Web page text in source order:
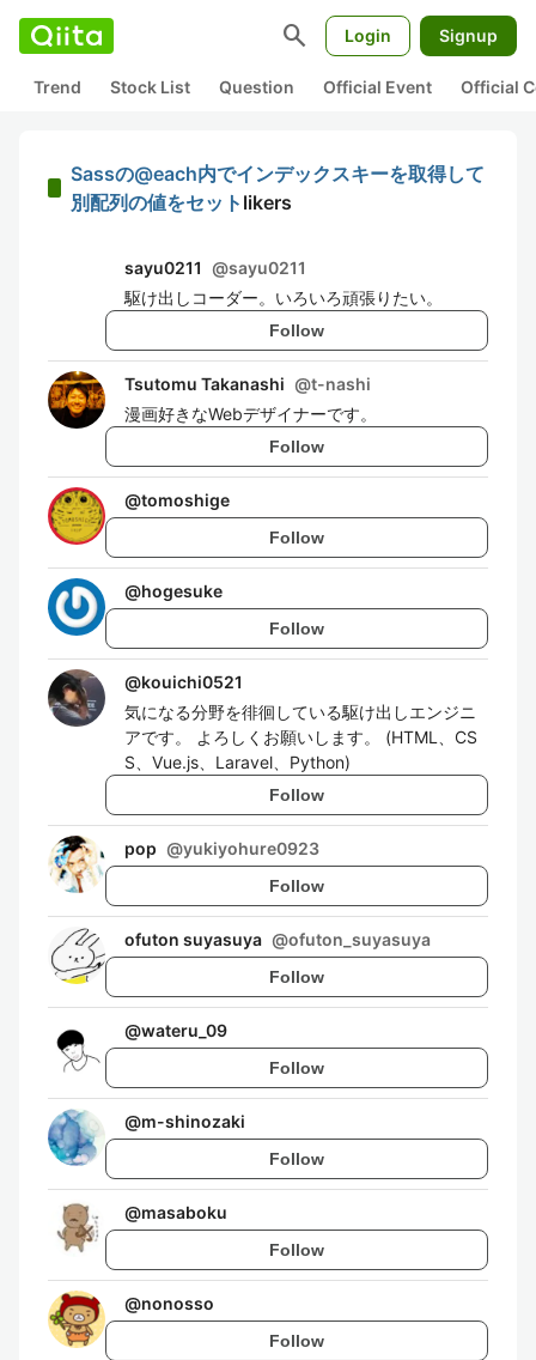
search Login Signup
Trend Stock List Question Official Event Official
Sassの@each内でインデックスキーを取得して
別配列の値をセット likers
sayu0211 @sayu0211
駆け出しコーダー。いろいろ頑張りたい。
Follow
Tsutomu Takanashi @t-nashi
漫画好きなWebデザイナーです。
Follow
@tomoshige
Follow
@hogesuke
Follow
@kouichi0521
気になる分野を徘徊している駆け出しエンジニ
アです。 よろしくお願いします。 (HTML、CS
S、Vue.js、Laravel、Python)
Follow
pop @yukiyohure0923
Follow
ofuton suyasuya @ofuton_suyasuya
Follow
@wateru_09
Follow
@m-shinozaki
Follow
@masaboku
Follow
@nonosso
Follow